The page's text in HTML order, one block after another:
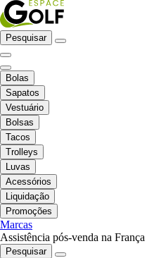
Pesquisar
Bolas
Sapatos
Vestuário
Bolsas
Tacos
Trolleys
Luvas
Acessórios
Liquidação
Promoções
Marcas
Assistência pós-venda na França
Pesquisar